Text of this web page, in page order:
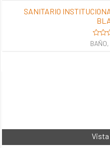
SANITARIO
Vista